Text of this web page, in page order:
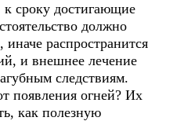
к сроку достигающие
должно
иначе распространится
и внешнее лечение
следствиям.
появления огней? Их
как полезную